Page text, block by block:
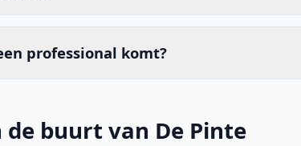
professional komt?
de buurt van De Pinte